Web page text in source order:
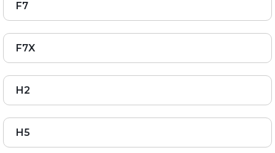
F7
F7X
H2
H5